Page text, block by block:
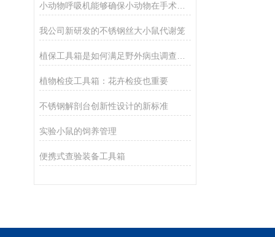
小动物呼吸机能够确保小动物在手术或急救过程中获得充分的氧气
我公司新研发的不锈钢丝大小鼠代谢笼
植物检疫工具箱：花卉检疫也重要
不锈钢解剖台创新性设计的新标准
实验小鼠的饲养管理
便携式查验装备工具箱